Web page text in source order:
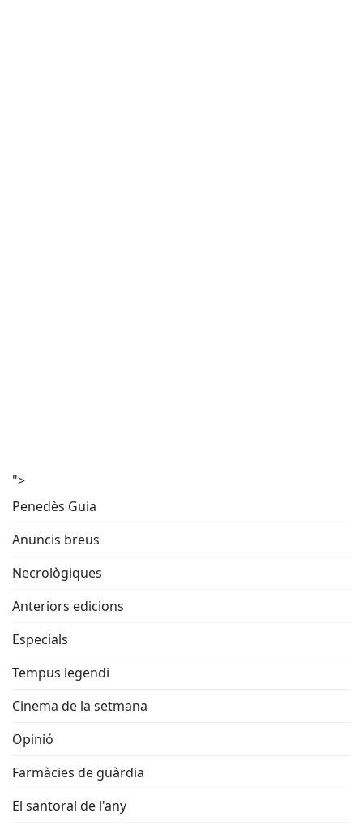
">
Penedès Guia
Anuncis breus
Necrològiques
Anteriors edicions
Especials
Tempus legendi
Cinema de la setmana
Opinió
Farmàcies de guàrdia
El santoral de l'any